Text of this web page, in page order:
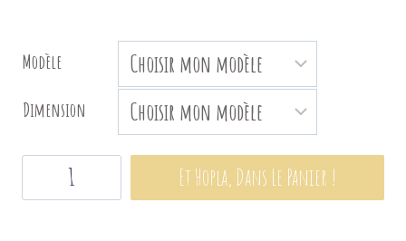
€6.00
à
€8.00
Modèle
Dimension
quantité
de
Et Hopla, Dans Le Panier !